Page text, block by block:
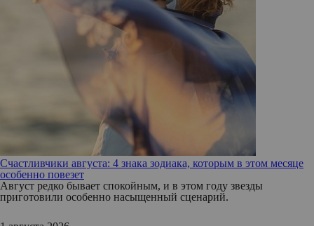
Счастливчики августа: 4 знака зодиака, которым в этом месяце
особенно повезет
Август редко бывает спокойным, и в этом году звезды
приготовили особенно насыщенный сценарий.